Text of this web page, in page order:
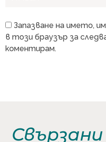
Запазване на името,
в този браузър за
коментирам.